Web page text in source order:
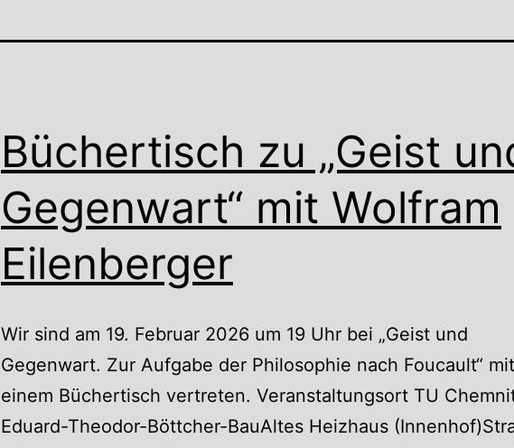
Büchertisch zu „Geist
Gegenwart“ mit Wolfram
Eilenberger
Wir sind am 19. Februar 2026 um 19 Uhr bei „Geist und
Gegenwart. Zur Aufgabe der Philosophie nach Foucault“ mit
einem Büchertisch vertreten. Veranstaltungsort TU
Eduard-Theodor-Böttcher-BauAltes Heizhaus